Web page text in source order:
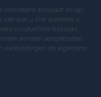
accuraat en up-
wat u ziet wanneer u
productsite bezoekt.
worden aangeboden
aanbiedingen de algemene